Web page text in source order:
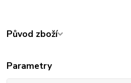
Původ zboží
Parametry